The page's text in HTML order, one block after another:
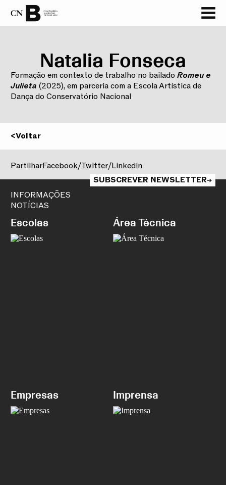
<Voltar
Natalia Fonseca
Formação em contexto de trabalho no bailado Romeu e
Julieta (2025), em parceria com a Escola Artística de
Dança do Conservatório Nacional
PartilharFacebook/Twitter/Linkedin
INFORMAÇÕES
NOTÍCIAS
SUBSCREVER NEWSLETTER
Escolas Área Técnica
Empresas Imprensa